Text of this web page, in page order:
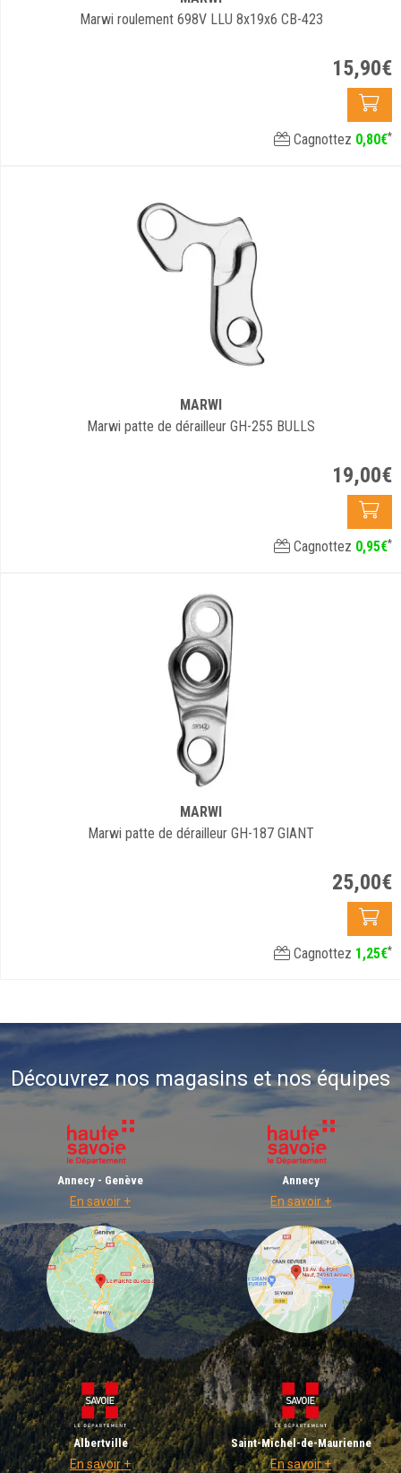
Marwi roulement 698V LLU 8x19x6 CB-423
15,90€
Cagnottez 0,80€*
MARWI
Marwi patte de dérailleur GH-255 BULLS
19,00€
Cagnottez 0,95€*
MARWI
Marwi patte de dérailleur GH-187 GIANT
25,00€
Cagnottez 1,25€*
Découvrez nos magasins et nos équipes
Annecy - Genève
En savoir +
Annecy
En savoir +
Albertville
En savoir +
Saint-Michel-de-Maurienne
En savoir +